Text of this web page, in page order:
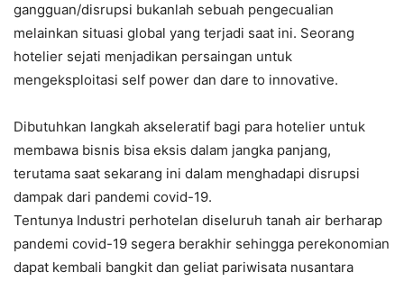
gangguan/disrupsi bukanlah sebuah pengecualian
melainkan situasi global yang terjadi saat ini. Seorang
hotelier sejati menjadikan persaingan untuk
mengeksploitasi self power dan dare to innovative.
Dibutuhkan langkah akseleratif bagi para hotelier untuk
membawa bisnis bisa eksis dalam jangka panjang,
terutama saat sekarang ini dalam menghadapi disrupsi
dampak dari pandemi covid-19.
Tentunya Industri perhotelan diseluruh tanah air berharap
pandemi covid-19 segera berakhir sehingga perekonomian
dapat kembali bangkit dan geliat pariwisata nusantara